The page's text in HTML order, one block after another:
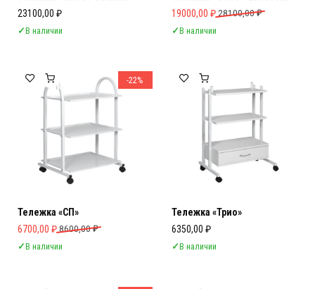
23100,00 ₽
✓В наличии
28100,00₽
Первоначальная цена
19000,00 ₽
Текущая цена: 19000,00 ₽.
✓В наличии
-22%
Тележка «СП»
8600,00₽
Первоначальная цена составляла 8600,00 ₽.
6700,00 ₽
Текущая цена: 6700,00 ₽.
✓В наличии
Тележка «Трио»
6350,00 ₽
✓В наличии